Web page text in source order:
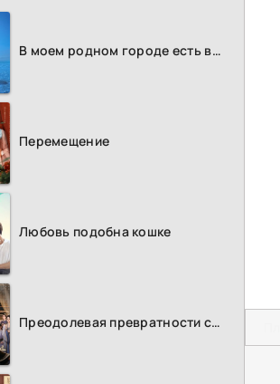
В моем родном городе есть возлюбленный
Перемещение
Любовь подобна кошке
Преодолевая превратности судьбы